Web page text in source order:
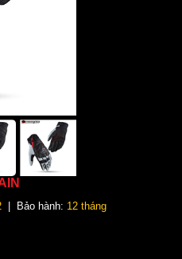
| Bảo hành: 12 tháng